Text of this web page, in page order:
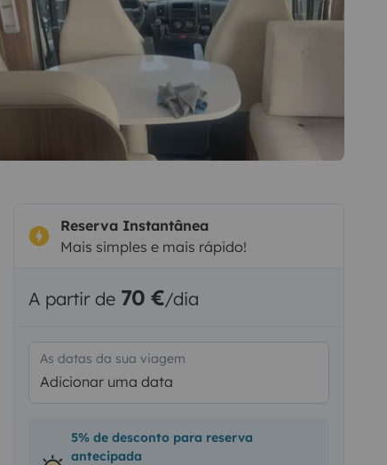
Reserva Instantânea
Mais simples e mais rápido!
A partir de 70 €/dia
As datas da sua viagem
Adicionar uma data
5% de desconto para reserva
antecipada